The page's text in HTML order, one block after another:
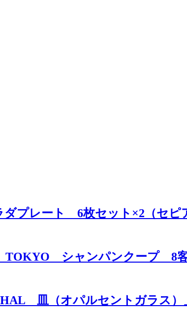
プレート 6枚セット×2（セピ
TOKYO シャンパンクープ 8客
皿（オパルセントガラス）